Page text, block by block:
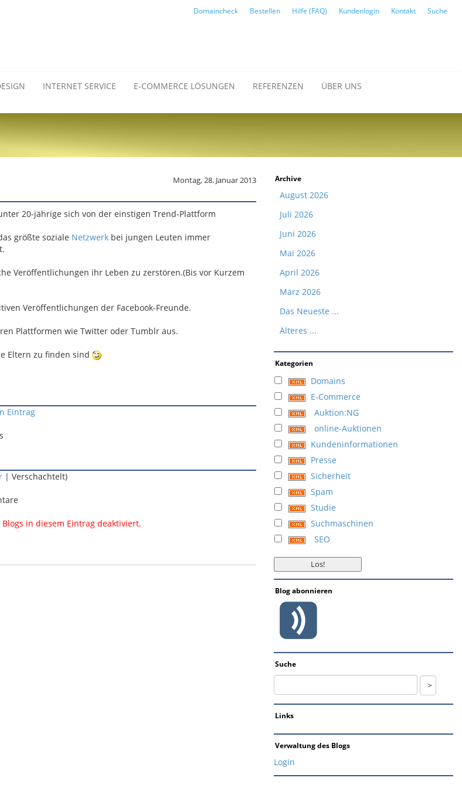
Domaincheck Bestellen Hilfe (FAQ) Kundenlogin Kontakt Suche
INTERNET SERVICE E-COMMERCE LÖSUNGEN REFERENZEN ÜBER UNS
Montag, 28. Januar 2013
20-jährige sich von der einstigen Trend-Plattform
größte soziale Netzwerk bei jungen Leuten immer
Veröffentlichungen ihr Leben zu zerstören.(Bis vor Kurzem
Veröffentlichungen der Facebook-Freunde.
Plattformen wie Twitter oder Tumblr aus.
Eltern zu finden sind
Eintrag
| Verschachtelt)
in diesem Eintrag deaktiviert.
Archive
August 2026
Juli 2026
Juni 2026
Mai 2026
April 2026
März 2026
Das Neueste ...
Älteres ...
Kategorien
Domains
E-Commerce
Auktion:NG
online-Auktionen
Kundeninformationen
Presse
Sicherheit
Spam
Studie
Suchmaschinen
SEO
Blog abonnieren
Suche
Links
Verwaltung des Blogs
Login